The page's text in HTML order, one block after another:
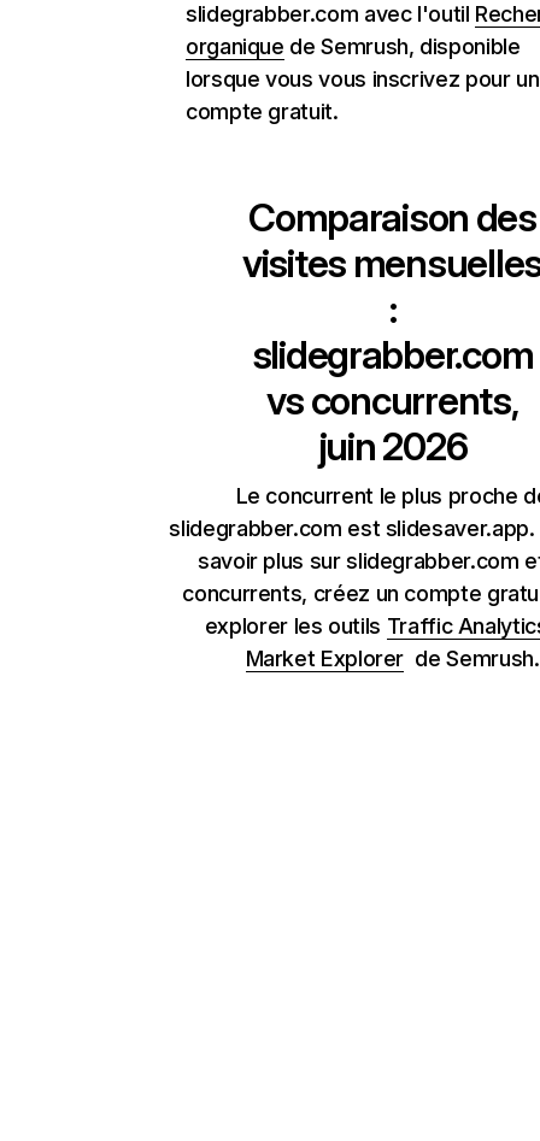
slidegrabber.com avec l'outil
organique de Semrush, disponible
lorsque vous vous inscrivez pour un
compte gratuit.
Comparaison des
visites
:
slidegrabber.com
vs concurrents,
juin 2026
Le concurrent le plus proche
slidegrabber.com est slidesaver.app.
savoir plus sur slidegrabber.com
concurrents, créez un compte
explorer les outils Traffic
Market Explorer de Semrush.